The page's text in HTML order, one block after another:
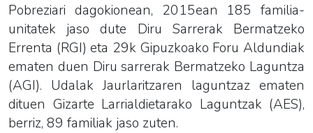
Pobreziari dagokionean, 2015ean 185 familia-
unitatek jaso dute Diru Sarrerak Bermatzeko
Errenta (RGI) eta 29k Gipuzkoako Foru Aldundiak
ematen duen Diru sarrerak Bermatzeko Laguntza
(AGI). Udalak Jaurlaritzaren laguntzaz ematen
dituen Gizarte Larrialdietarako Laguntzak (AES),
berriz, 89 familiak jaso zuten.